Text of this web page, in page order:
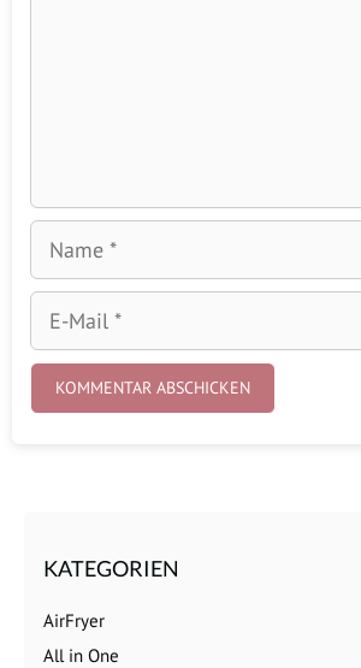
Name
E-
Mail
KATEGORIEN
AirFryer
All in One